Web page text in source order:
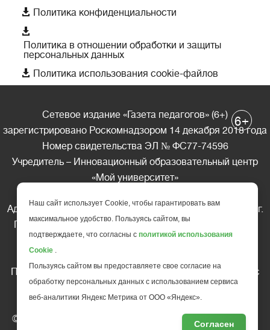
 Политика конфиденциальности

Политика в отношении обработки и защиты
персональных данных
 Политика использования cookie-файлов
Сетевое издание «Газета педагогов» (6+)
зарегистрировано Роскомнадзором 14 декабря 2018 года
Номер свидетельства ЭЛ № ФС77-74596
Учредитель – Инновационный образовательный центр
«Мой университет»
Адрес редакции: 185035 Россия, Республика Карелия, г.
Петрозаводск, ул. Фридриха Энгельса д.10, офис 211
Телефон редакции: +7 (499) 685-10-45
Перепечатка материалов газеты допускается только c
письменного разрешения редакции
Ссылка на «Газету педагогов» обязательна.
© АНО ДПО "Инновационный образовательный центр
6+
Наш сайт использует Cookie, чтобы гарантировать вам
максимальное удобство. Пользуясь сайтом, вы
подтверждаете, что согласны с политикой использования
Cookie .
Пользуясь сайтом вы предоставляете свое согласие на
обработку персональных данных с использованием сервиса
веб-аналитики Яндекс Метрика от ООО «Яндекс».
Согласен